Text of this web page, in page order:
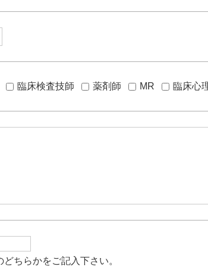
臨床検査技師 薬剤師 MR 臨床心
ちらかをご記入下さい。